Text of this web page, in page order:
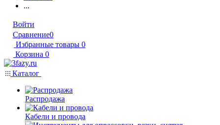
...
Войти
Сравнение0
Избранные товары 0
Корзина 0
Каталог
Распродажа
Кабели и провода